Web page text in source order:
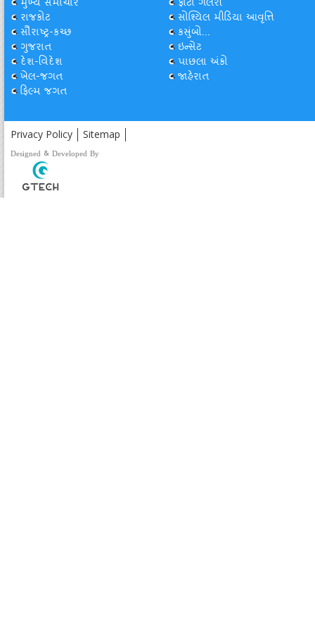
મુખ્ય સમાચાર
રાજકોટ
સૌરાષ્ટ્ર-કચ્છ
ગુજરાત
દેશ-વિદેશ
ખેલ-જગત
ફિલ્મ જગત
ફોટો ગેલેરી
સોશ્યિલ મીડિયા આવૃત્તિ
કસુંબો...
ઇન્સેટ
પાછલા અંકો
જાહેરાત
Privacy Policy Sitemap
Designed & Developed By